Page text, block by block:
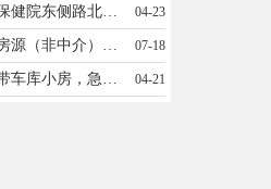
出售出租鼓楼东街妇幼保健院东侧路北门市面积350平米证件齐全水电齐备满五唯一联系电话15511970637 04-23
急售，急售，个人出售房源（非中介）凤凰城95平米，中间楼层，全天采光无遮挡，全款52万，详细情况15132913636，非诚勿扰，谢谢！ 07-18
颐和绿洲南区，小三室带车库小房，急售，有意电联13031903281 04-21